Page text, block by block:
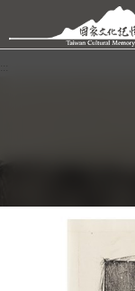
跳到主要內容區塊